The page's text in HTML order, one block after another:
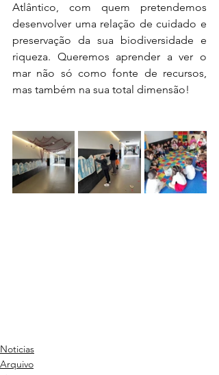
Atlântico, com quem pretendemos
desenvolver uma relação de cuidado e
preservação da sua biodiversidade e
riqueza. Queremos aprender a ver o
mar não só como fonte de recursos,
mas também na sua total dimensão!
Noticias
Arquivo